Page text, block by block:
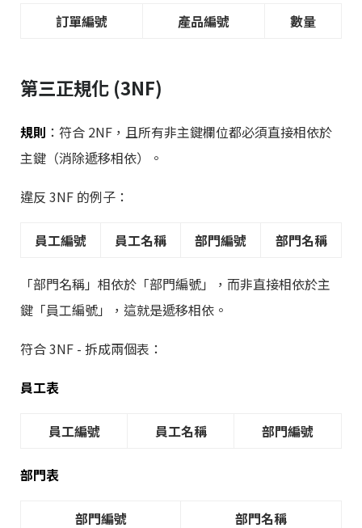
訂單編號 產品編號 數量
第三正規化 (3NF)
規則 ：符合 2NF，且所有非主鍵欄位都必須直接相依於
主鍵（消除遞移相依）。
違反 3NF 的例子：
員工編號 員工名稱 部門編號 部門名稱
「部門名稱」相依於「部門編號」，而非直接相依於主
鍵「員工編號」，這就是遞移相依。
符合 3NF - 拆成兩個表：
員工表
員工編號 員工名稱 部門編號
部門表
部門編號 部門名稱